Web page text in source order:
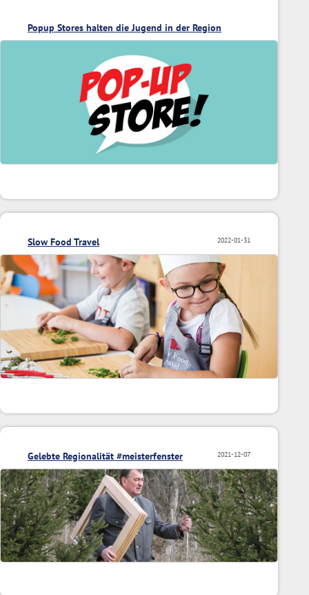
Popup Stores halten die Jugend in der Region
2022-01-31
Slow Food Travel
2021-12-07
Gelebte Regionalität #meisterfenster